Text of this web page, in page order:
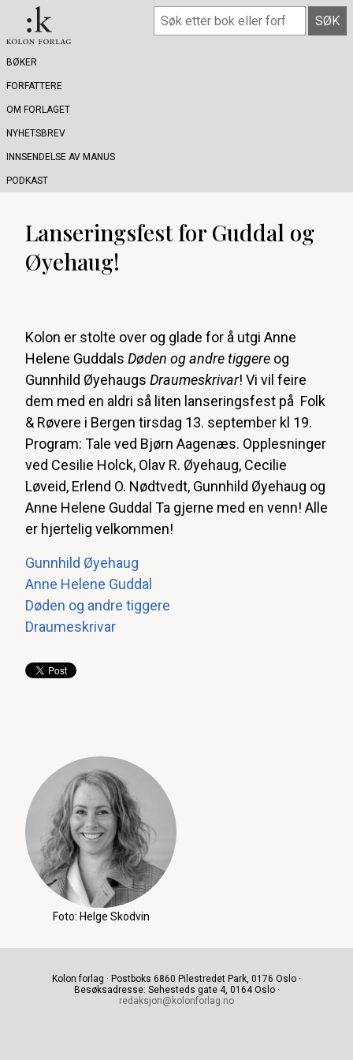
BØKER
FORFATTERE
OM FORLAGET
NYHETSBREV
INNSENDELSE AV MANUS
PODKAST
Lanseringsfest for Guddal og
Øyehaug!
Kolon er stolte over og glade for å utgi Anne
Helene Guddals Døden og andre tiggere og
Gunnhild Øyehaugs Draumeskrivar! Vi vil feire
dem med en aldri så liten lanseringsfest på Folk
& Røvere i Bergen tirsdag 13. september kl 19.
Program: Tale ved Bjørn Aagenæs. Opplesninger
ved Cesilie Holck, Olav R. Øyehaug, Cecilie
Løveid, Erlend O. Nødtvedt, Gunnhild Øyehaug og
Anne Helene Guddal Ta gjerne med en venn! Alle
er hjertelig velkommen!
Gunnhild Øyehaug
Anne Helene Guddal
Døden og andre tiggere
Draumeskrivar
Foto: Helge Skodvin
Kolon forlag · Postboks 6860 Pilestredet Park, 0176 Oslo ·
Besøksadresse: Sehesteds gate 4, 0164 Oslo ·
redaksjon@kolonforlag.no